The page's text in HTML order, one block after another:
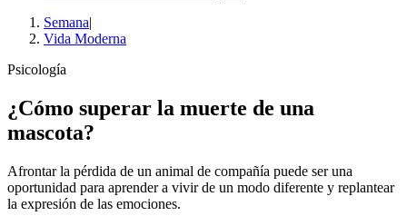
Semana|
Vida Moderna
Psicología
¿Cómo superar la muerte de una
mascota?
Afrontar la pérdida de un animal de compañía puede ser una
oportunidad para aprender a vivir de un modo diferente y replantear
la expresión de las emociones.